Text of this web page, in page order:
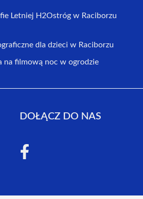
Letniej H2Ostróg w Raciborzu
dla dzieci w Raciborzu
na filmową noc w ogrodzie
DOŁĄCZ DO NAS